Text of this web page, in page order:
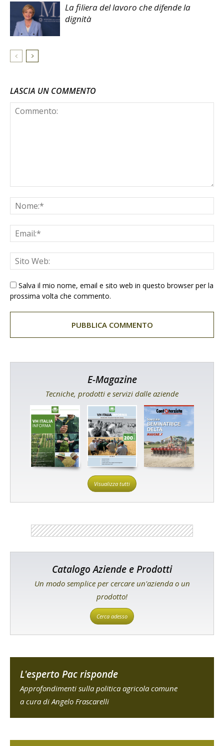
La filiera del lavoro che difende la
dignità
LASCIA UN COMMENTO
Salva il mio nome, email e sito web in questo browser per la
prossima volta che commento.
E-Magazine
Tecniche, prodotti e servizi dalle aziende
Visualizza tutti
Catalogo Aziende e Prodotti
Un modo semplice per cercare un'azienda o un
prodotto!
Cerca adesso
L'esperto Pac risponde
Approfondimenti sulla politica agricola comune
a cura di Angelo Frascarelli